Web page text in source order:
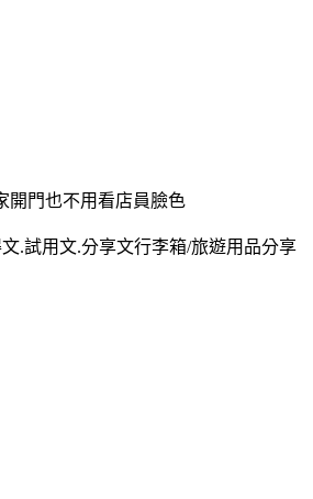
開門也不用看店員臉色
.試用文.分享文行李箱/旅遊用品分享